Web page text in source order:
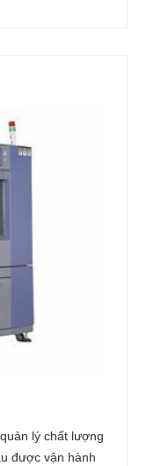
lý chất lượng
được vận hành